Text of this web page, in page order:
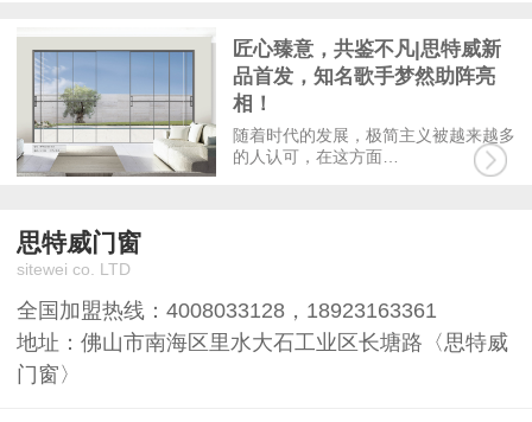
匠心臻意，共鉴不凡|思特威新
品首发，知名歌手梦然助阵亮
相！
随着时代的发展，极简主义被越来越多
的人认可，在这方面…
思特威门窗
sitewei co. LTD
全国加盟热线： 4008033128 ， 18923163361
地址：佛山市南海区里水大石工业区长塘路〈思特威
门窗〉